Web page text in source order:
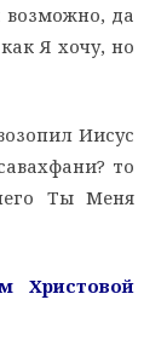
да
Я хочу, но
Иисус
то
Ты Меня
Христовой